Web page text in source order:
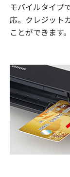
モバイルタイプ
応。クレジット
ことができます。